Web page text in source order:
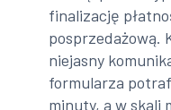
finalizację
posprzedażową.
niejasny
formularza
minuty, a w skali